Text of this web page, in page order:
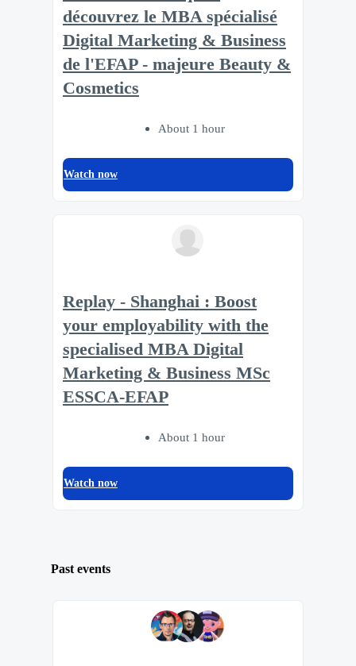
découvrez le MBA spécialisé
Digital Marketing & Business
de l'EFAP - majeure Beauty &
Cosmetics
About 1 hour
Watch now
Replay - Shanghai : Boost
your employability with the
specialised MBA Digital
Marketing & Business MSc
ESSCA-EFAP
About 1 hour
Watch now
Past events